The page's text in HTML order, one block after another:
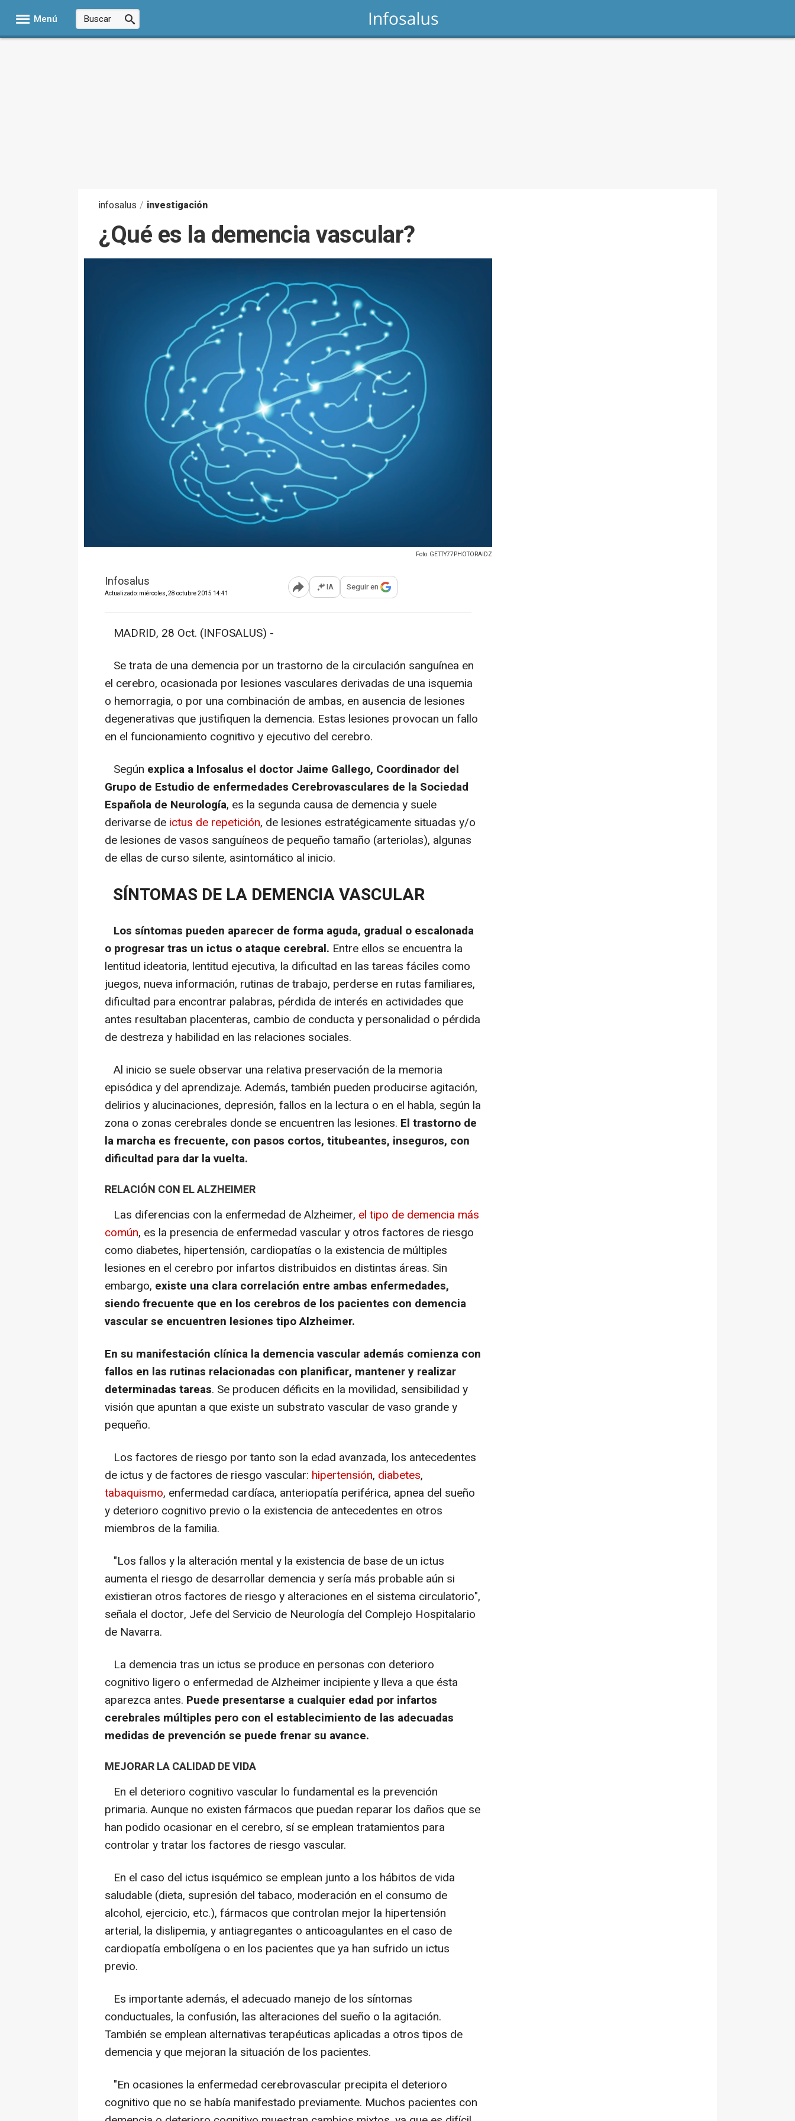
Menú
infosalus / investigación
¿Qué es la demencia vascular?
Foto: GETTY77PHOTORAIDZ
Infosalus
Actualizado: miércoles, 28 octubre 2015 14:41 Abrir opciones para compartir
IA Seguir en
MADRID, 28 Oct. (INFOSALUS) -
Se trata de una demencia por un trastorno de la circulación sanguínea en
el cerebro, ocasionada por lesiones vasculares derivadas de una isquemia
o hemorragia, o por una combinación de ambas, en ausencia de lesiones
degenerativas que justifiquen la demencia. Estas lesiones provocan un fallo
en el funcionamiento cognitivo y ejecutivo del cerebro.
Según explica a Infosalus el doctor Jaime Gallego, Coordinador del
Grupo de Estudio de enfermedades Cerebrovasculares de la Sociedad
Española de Neurología, es la segunda causa de demencia y suele
derivarse de ictus de repetición, de lesiones estratégicamente situadas y/o
de lesiones de vasos sanguíneos de pequeño tamaño (arteriolas), algunas
de ellas de curso silente, asintomático al inicio.
SÍNTOMAS DE LA DEMENCIA VASCULAR
Los síntomas pueden aparecer de forma aguda, gradual o escalonada
o progresar tras un ictus o ataque cerebral. Entre ellos se encuentra la
lentitud ideatoria, lentitud ejecutiva, la dificultad en las tareas fáciles como
juegos, nueva información, rutinas de trabajo, perderse en rutas familiares,
dificultad para encontrar palabras, pérdida de interés en actividades que
antes resultaban placenteras, cambio de conducta y personalidad o pérdida
de destreza y habilidad en las relaciones sociales.
Al inicio se suele observar una relativa preservación de la memoria
episódica y del aprendizaje. Además, también pueden producirse agitación,
delirios y alucinaciones, depresión, fallos en la lectura o en el habla, según la
zona o zonas cerebrales donde se encuentren las lesiones. El trastorno de
la marcha es frecuente, con pasos cortos, titubeantes, inseguros, con
dificultad para dar la vuelta.
RELACIÓN CON EL ALZHEIMER
Las diferencias con la enfermedad de Alzheimer, el tipo de demencia más
común, es la presencia de enfermedad vascular y otros factores de riesgo
como diabetes, hipertensión, cardiopatías o la existencia de múltiples
lesiones en el cerebro por infartos distribuidos en distintas áreas. Sin
embargo, existe una clara correlación entre ambas enfermedades,
siendo frecuente que en los cerebros de los pacientes con demencia
vascular se encuentren lesiones tipo Alzheimer.
En su manifestación clínica la demencia vascular además comienza con
fallos en las rutinas relacionadas con planificar, mantener y realizar
determinadas tareas. Se producen déficits en la movilidad, sensibilidad y
visión que apuntan a que existe un substrato vascular de vaso grande y
pequeño.
Los factores de riesgo por tanto son la edad avanzada, los antecedentes
de ictus y de factores de riesgo vascular: hipertensión, diabetes,
tabaquismo, enfermedad cardíaca, anteriopatía periférica, apnea del sueño
y deterioro cognitivo previo o la existencia de antecedentes en otros
miembros de la familia.
"Los fallos y la alteración mental y la existencia de base de un ictus
aumenta el riesgo de desarrollar demencia y sería más probable aún si
existieran otros factores de riesgo y alteraciones en el sistema circulatorio",
señala el doctor, Jefe del Servicio de Neurología del Complejo Hospitalario
de Navarra.
La demencia tras un ictus se produce en personas con deterioro
cognitivo ligero o enfermedad de Alzheimer incipiente y lleva a que ésta
aparezca antes. Puede presentarse a cualquier edad por infartos
cerebrales múltiples pero con el establecimiento de las adecuadas
medidas de prevención se puede frenar su avance.
MEJORAR LA CALIDAD DE VIDA
En el deterioro cognitivo vascular lo fundamental es la prevención
primaria. Aunque no existen fármacos que puedan reparar los daños que se
han podido ocasionar en el cerebro, sí se emplean tratamientos para
controlar y tratar los factores de riesgo vascular.
En el caso del ictus isquémico se emplean junto a los hábitos de vida
saludable (dieta, supresión del tabaco, moderación en el consumo de
alcohol, ejercicio, etc.), fármacos que controlan mejor la hipertensión
arterial, la dislipemia, y antiagregantes o anticoagulantes en el caso de
cardiopatía embolígena o en los pacientes que ya han sufrido un ictus
previo.
Es importante además, el adecuado manejo de los síntomas
conductuales, la confusión, las alteraciones del sueño o la agitación.
También se emplean alternativas terapéuticas aplicadas a otros tipos de
demencia y que mejoran la situación de los pacientes.
"En ocasiones la enfermedad cerebrovascular precipita el deterioro
cognitivo que no se había manifestado previamente. Muchos pacientes con